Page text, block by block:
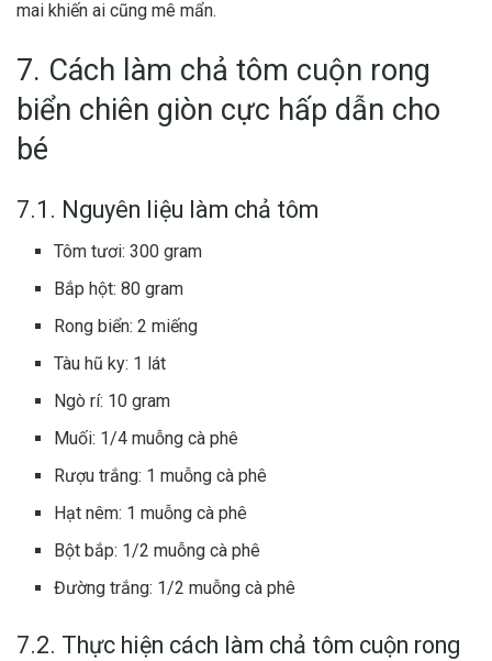
mai khiến ai cũng mê mẩn.
7. Cách làm chả tôm cuộn rong
biển chiên giòn cực hấp dẫn cho
bé
7.1. Nguyên liệu làm chả tôm
Tôm tươi: 300 gram
Bắp hột: 80 gram
Rong biển: 2 miếng
Tàu hũ ky: 1 lát
Ngò rí: 10 gram
Muối: 1/4 muỗng cà phê
Rượu trắng: 1 muỗng cà phê
Hạt nêm: 1 muỗng cà phê
Bột bắp: 1/2 muỗng cà phê
Đường trắng: 1/2 muỗng cà phê
7.2. Thực hiện cách làm chả tôm cuộn rong